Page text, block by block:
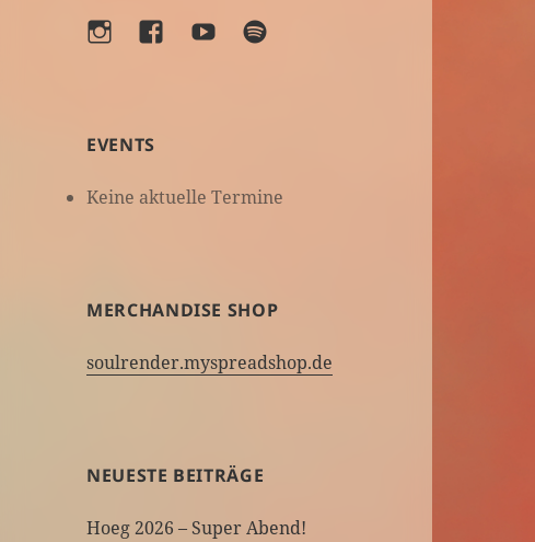
InstagramFacebookYouTubeSpotify
EVENTS
Keine aktuelle Termine
MERCHANDISE SHOP
soulrender.myspreadshop.de
NEUESTE BEITRÄGE
Hoeg 2026 – Super Abend!